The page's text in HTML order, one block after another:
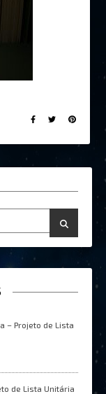
– Projeto de Lista
de Lista Unitária